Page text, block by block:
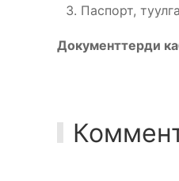
Паспорт,
Документтерди